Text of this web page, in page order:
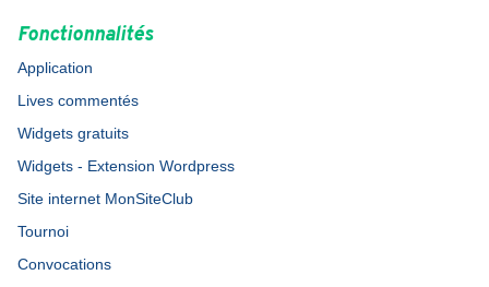
Fonctionnalités
Application
Lives commentés
Widgets gratuits
Widgets - Extension Wordpress
Site internet MonSiteClub
Tournoi
Convocations